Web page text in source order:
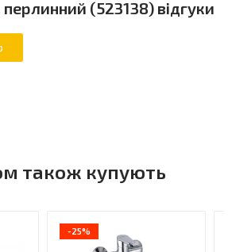
(523138) відгуки
також купують
-25%